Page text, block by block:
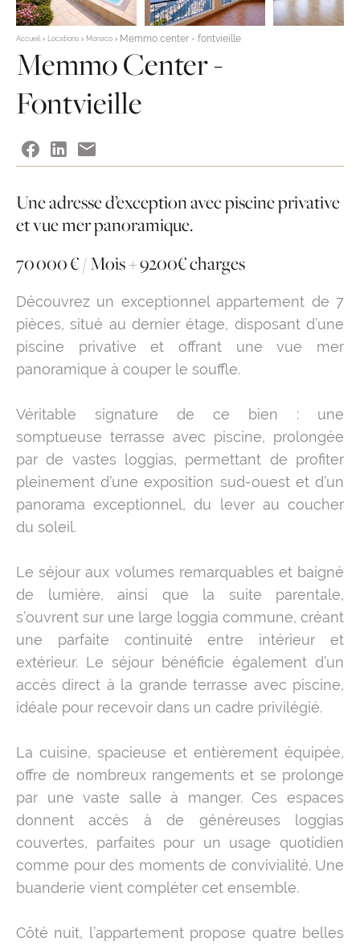
Accueil Locations Monaco Memmo center - fontvieille
Memmo Center -
Fontvieille
Une adresse d’exception avec piscine privative
et vue mer panoramique.
70 000 € / Mois + 9200€ charges
Découvrez un exceptionnel appartement de 7
pièces, situé au dernier étage, disposant d’une
piscine privative et offrant une vue mer
panoramique à couper le souffle.
Véritable signature de ce bien : une
somptueuse terrasse avec piscine, prolongée
par de vastes loggias, permettant de profiter
pleinement d’une exposition sud-ouest et d’un
panorama exceptionnel, du lever au coucher
du soleil.
Le séjour aux volumes remarquables et baigné
de lumière, ainsi que la suite parentale,
s’ouvrent sur une large loggia commune, créant
une parfaite continuité entre intérieur et
extérieur. Le séjour bénéficie également d’un
accès direct à la grande terrasse avec piscine,
idéale pour recevoir dans un cadre privilégié.
La cuisine, spacieuse et entièrement équipée,
offre de nombreux rangements et se prolonge
par une vaste salle à manger. Ces espaces
donnent accès à de généreuses loggias
couvertes, parfaites pour un usage quotidien
comme pour des moments de convivialité. Une
buanderie vient compléter cet ensemble.
Côté nuit, l’appartement propose quatre belles